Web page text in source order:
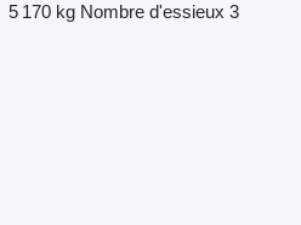
5 170 kg Nombre d'essieux 3